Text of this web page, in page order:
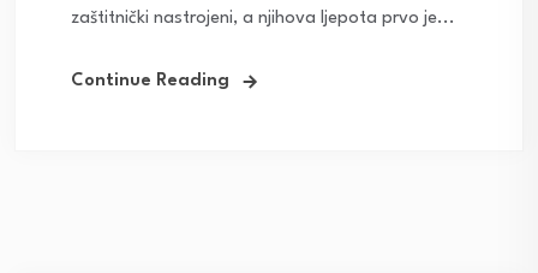
zaštitnički nastrojeni, a njihova ljepota prvo je...
Continue Reading